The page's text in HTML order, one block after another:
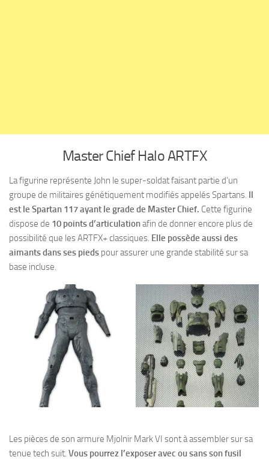
Master Chief Halo ARTFX
La figurine représente John le super-soldat faisant partie d’un
groupe de militaires génétiquement modifiés appelés Spartans.
est le Spartan 117 ayant le grade de Master Chief. Cette figurine
dispose de 10 points d’articulationafin de donner encore plus de
possibilité que les ARTFX+ classiques. Elle possède aussi des
aimants dans ses pieds pour assurer une grande stabilité sur sa
base incluse.
Les pièces de son armure Mjolnir Mark VI sont à assembler sur sa
tenue tech suit. Vous pourrez l’exposer avec ou sans son fusil